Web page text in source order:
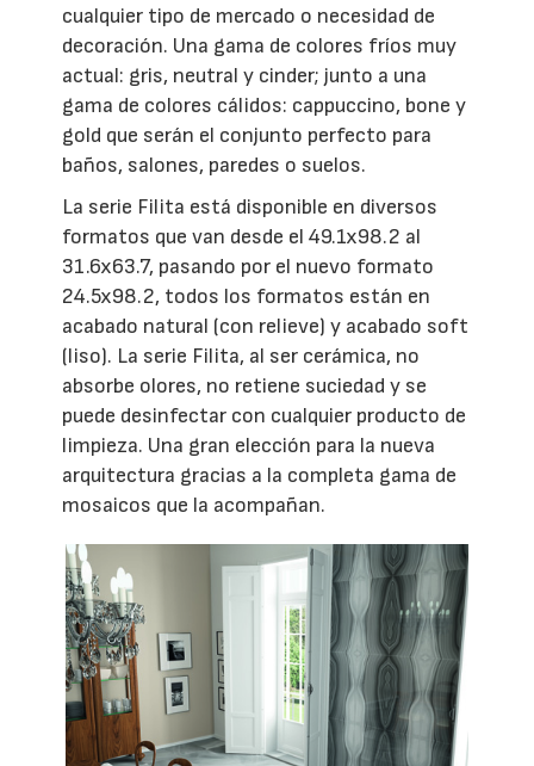
cualquier tipo de mercado o necesidad de
decoración. Una gama de colores fríos muy
actual: gris, neutral y cinder; junto a una
gama de colores cálidos: cappuccino, bone y
gold que serán el conjunto perfecto para
baños, salones, paredes o suelos.
La serie Filita está disponible en diversos
formatos que van desde el 49.1x98.2 al
31.6x63.7, pasando por el nuevo formato
24.5x98.2, todos los formatos están en
acabado natural (con relieve) y acabado soft
(liso). La serie Filita, al ser cerámica, no
absorbe olores, no retiene suciedad y se
puede desinfectar con cualquier producto de
limpieza. Una gran elección para la nueva
arquitectura gracias a la completa gama de
mosaicos que la acompañan.